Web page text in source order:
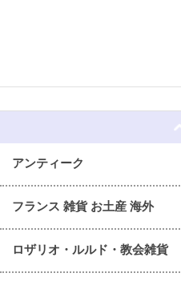
アンティーク
フランス 雑貨 お土産 海外
ロザリオ・ルルド・教会雑貨